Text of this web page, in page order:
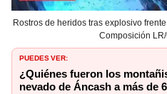
Rostros de heridos tras explosivo
Composición
PUEDES VER:
¿Quiénes fueron los
nevado de Áncash a más de